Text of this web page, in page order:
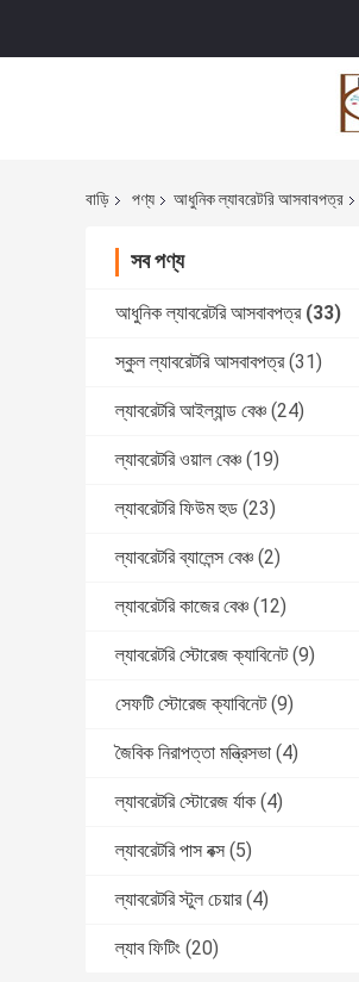
বাড়ি পণ্য আধুনিক ল্যাবরেটরি আসবাবপত্র
সব পণ্য
আধুনিক ল্যাবরেটরি আসবাবপত্র (33)
স্কুল ল্যাবরেটরি আসবাবপত্র (31)
ল্যাবরেটরি আইল্যান্ড বেঞ্চ (24)
ল্যাবরেটরি ওয়াল বেঞ্চ (19)
ল্যাবরেটরি ফিউম হুড (23)
ল্যাবরেটরি ব্যালেন্স বেঞ্চ (2)
ল্যাবরেটরি কাজের বেঞ্চ (12)
ল্যাবরেটরি স্টোরেজ ক্যাবিনেট (9)
সেফটি স্টোরেজ ক্যাবিনেট (9)
জৈবিক নিরাপত্তা মন্ত্রিসভা (4)
ল্যাবরেটরি স্টোরেজ র্যাক (4)
ল্যাবরেটরি পাস বক্স (5)
ল্যাবরেটরি স্টুল চেয়ার (4)
ল্যাব ফিটিং (20)